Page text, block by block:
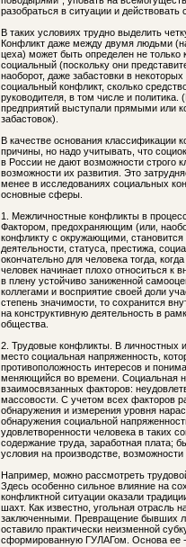
разобраться в ситуации и действовать
В таких условиях трудно выделить
Конфликт даже между двумя людьми
цеха) может быть определен не только
социальный (поскольку они
наоборот, даже забастовки в
социальный конфликт, сколько
руководителя, в том числе и политика.
предприятий выступали прямыми или
забастовок).
В качестве основания классификации
причины, но надо учитывать, что
в России не дают возможности строго
возможности их развития. Это
менее в исследованиях социальных
основные сферы.
1. Межличностные конфликты в
Фактором, предохраняющим (или,
конфликту с окружающими, становится
деятельности, статуса, престижа,
окончательно для человека тогда,
человек начинает плохо относиться к
в плену устойчиво заниженной
коллегами и восприятие своей доли
степень значимости, то сохранится
на конструктивную деятельность в
общества.
2. Трудовые конфликты. В личностных
место социальная напряженность,
противоположность интересов и
меняющийся во времени. Социальная
взаимосвязанных факторов:
массовости. С учетом всех факторов
обнаружения и измерения уровня
обнаружения социальной
удовлетворенности человека в таких
содержание труда, заработная плата;
условия на производстве,
Например, можно рассмотреть
Здесь особенно сильное влияние на
конфликтной ситуации оказали
шахт. Как известно, угольная отрасль
заключенными. Превращение бывших
оставило практически неизменной
сформированную ГУЛАГом. Основа ее -